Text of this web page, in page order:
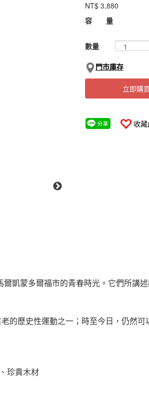
NT$ 3,880
容 量
數量
門市庫存
立即購
收
凱蒙多爾福市的青春時光。它們所講
的歷史性運動之一；時至今日，仍然可
珍貴木材